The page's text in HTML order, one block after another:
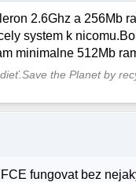
2.6Ghz a 256Mb
system k
minimalne 512Mb
the Planet by
fungovat bez